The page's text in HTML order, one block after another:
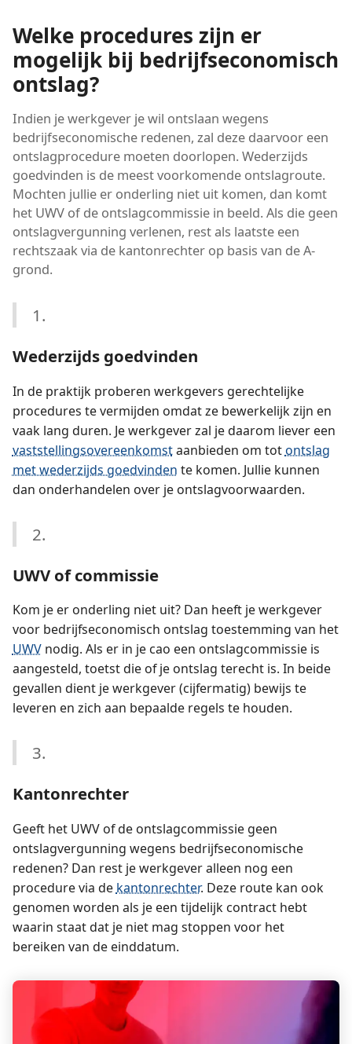
Welke procedures zijn er
mogelijk bij bedrijfseconomisch
ontslag?
Indien je werkgever je wil ontslaan wegens
bedrijfseconomische redenen, zal deze daarvoor een
ontslagprocedure moeten doorlopen. Wederzijds
goedvinden is de meest voorkomende ontslagroute.
Mochten jullie er onderling niet uit komen, dan komt
het UWV of de ontslagcommissie in beeld. Als die geen
ontslagvergunning verlenen, rest als laatste een
rechtszaak via de kantonrechter op basis van de A-
grond.
1.
Wederzijds goedvinden
In de praktijk proberen werkgevers gerechtelijke
procedures te vermijden omdat ze bewerkelijk zijn en
vaak lang duren. Je werkgever zal je daarom liever een
vaststellings­overeenkomstaanbieden om totontslag
met wederzijds goedvinden te komen. Jullie kunnen
dan onderhandelen over je ontslagvoorwaarden.
2.
UWV of commissie
Kom je er onderling niet uit? Dan heeft je werkgever
voor bedrijfseconomisch ontslag toestemming van het
UWVnodig. Als er in je cao een ontslagcommissie is
aangesteld, toetst die of je ontslag terecht is. In beide
gevallen dient je werkgever (cijfermatig) bewijs te
leveren en zich aan bepaalde regels te houden.
3.
Kantonrechter
Geeft het UWV of de ontslagcommissie geen
ontslagvergunning wegens bedrijfseconomische
redenen? Dan rest je werkgever alleen nog een
procedure via de kantonrechter. Deze route kan ook
genomen worden als je een tijdelijk contract hebt
waarin staat dat je niet mag stoppen voor het
bereiken van de einddatum.